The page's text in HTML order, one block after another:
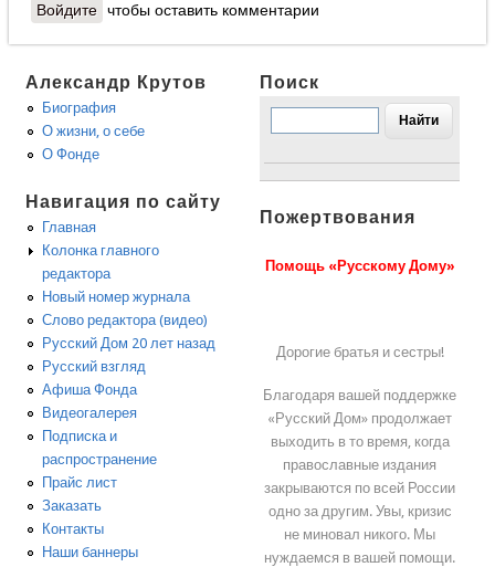
Войдите чтобы оставить комментарии
Александр Крутов
Биография
О жизни, о себе
О Фонде
Навигация по сайту
Главная
Колонка главного
редактора
Новый номер журнала
Слово редактора (видео)
Русский Дом 20 лет назад
Русский взгляд
Афиша Фонда
Видеогалерея
Подписка и
распространение
Прайс лист
Заказать
Контакты
Наши баннеры
Поиск
Пожертвования
Помощь «Русскому Дому»
Дорогие братья и сестры!
Благодаря вашей поддержке
«Русский Дом» продолжает
выходить в то время, когда
православные издания
закрываются по всей России
одно за другим. Увы, кризис
не миновал никого. Мы
нуждаемся в вашей помощи.